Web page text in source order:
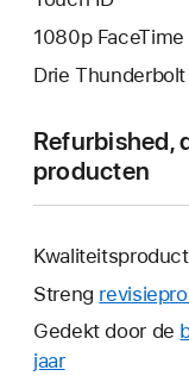
1080p
Drie
Refurbished,
producten
Streng
Gedekt door de
jaarHierdoor